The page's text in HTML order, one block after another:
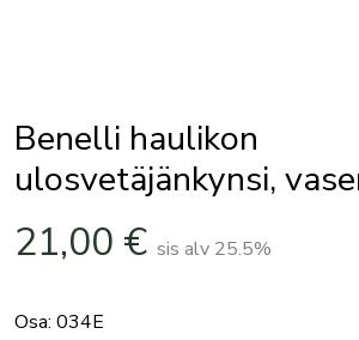
Benelli haulikon
ulosvetäjänkynsi,
21,00 € sis alv 25.5%
Osa: 034E